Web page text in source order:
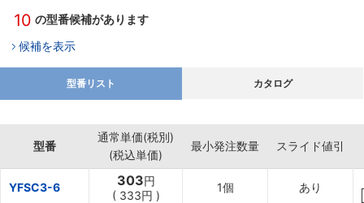
10 の型番候補があります
候補を表示
型番リスト カタログ
型番
通常単価(税別)
(税込単価)
最小発注数量 スライド値引
YFSC3-6 303円
( 333円 )
1個 あり